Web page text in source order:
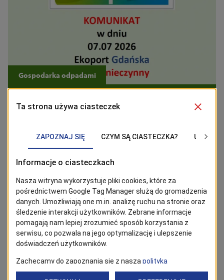
Gospodarka odpadami
Ekoport przy ul. Gdańskiej będzie
nieczynny. Pozostałe ekoporty pracują bez zmian
06/07/2026
Gospodarka odpadami